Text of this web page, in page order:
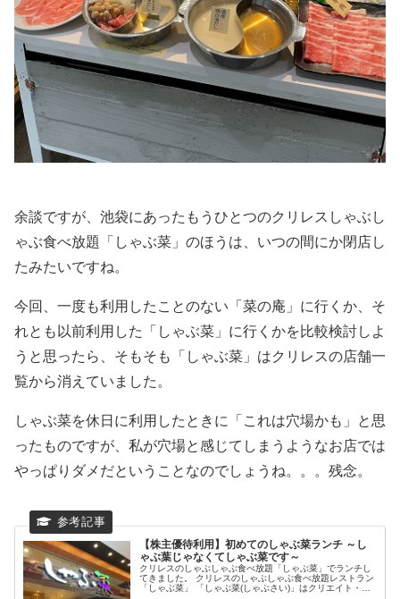
余談ですが、池袋にあったもうひとつのクリレスしゃぶし
ゃぶ食べ放題「しゃぶ菜」のほうは、いつの間にか閉店し
たみたいですね。
今回、一度も利用したことのない「菜の庵」に行くか、そ
れとも以前利用した「しゃぶ菜」に行くかを比較検討しよ
うと思ったら、そもそも「しゃぶ菜」はクリレスの店舗一
覧から消えていました。
しゃぶ菜を休日に利用したときに「これは穴場かも」と思
ったものですが、私が穴場と感じてしまうようなお店では
やっぱりダメだということなのでしょうね。。。残念。
【株主優待利用】初めてのしゃぶ菜ランチ ～し
ゃぶ葉じゃなくてしゃぶ菜です～
クリレスのしゃぶしゃぶ食べ放題「しゃぶ菜」でランチし
てきました。 クリレスのしゃぶしゃぶ食べ放題レストラン
「しゃぶ菜」 「しゃぶ菜(しゃぶさい)」はクリエイト・レ